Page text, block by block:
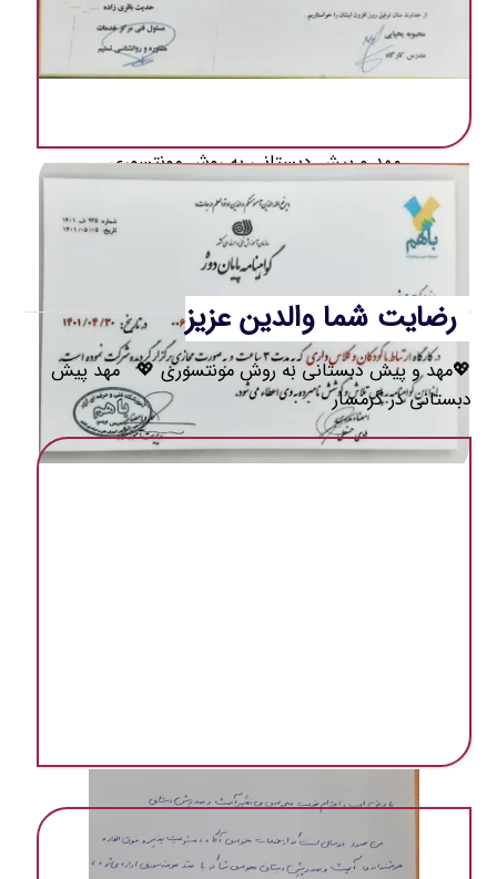
مهد و پیش دبستانی به روش مونتسوری
رضایت شما والدین عزیز
💖مهد و پیش دبستانی به روش مونتسوری 💖 مهد ‌پیش
دبستانی در گرمسار